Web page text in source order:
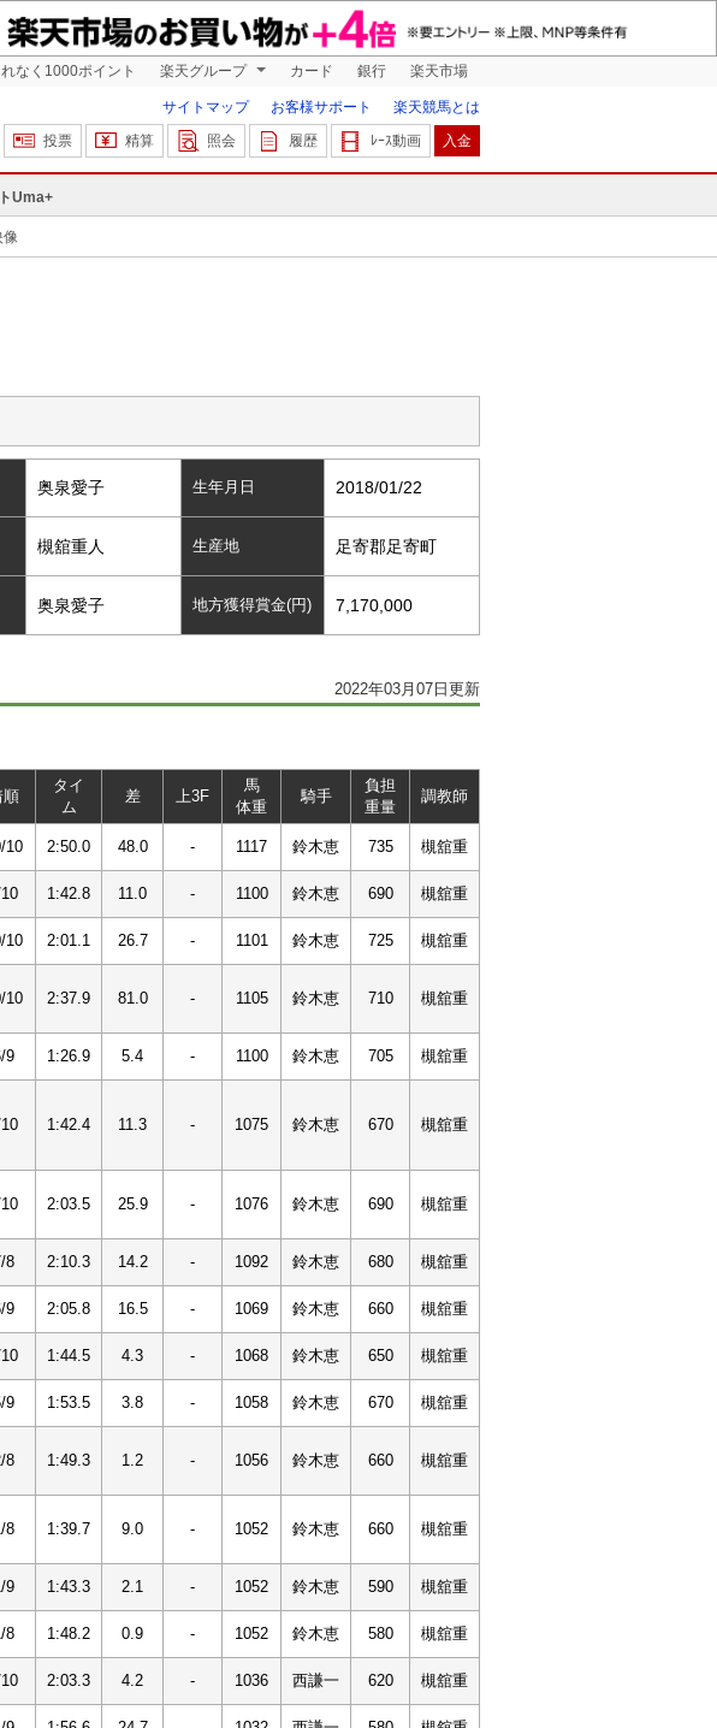
なく1000ポイント 楽天グループ カード 銀行 楽天市場
サイトマップ お客様サポート
楽天競馬とは
投票
精算 照会 履歴 ﾚｰｽ動画 入金
Uma+
像
奥泉愛子 生年月日 2018/01/22
槻舘重人 生産地 足寄郡足寄町
奥泉愛子 地方獲得賞金(円) 7,170,000
2022年03月07日更新
順
タイ
ム
差 上3F
馬
体重
騎手
負担
重量
調教師
10 2:50.0 48.0 - 1117 鈴木恵 735 槻舘重
1:42.8 11.0 - 1100 鈴木恵 690 槻舘重
10 2:01.1 26.7 - 1101 鈴木恵 725 槻舘重
10 2:37.9 81.0 - 1105 鈴木恵 710 槻舘重
9 1:26.9 5.4 - 1100 鈴木恵 705 槻舘重
1:42.4 11.3 - 1075 鈴木恵 670 槻舘重
2:03.5 25.9 - 1076 鈴木恵 690 槻舘重
8 2:10.3 14.2 - 1092 鈴木恵 680 槻舘重
9 2:05.8 16.5 - 1069 鈴木恵 660 槻舘重
1:44.5 4.3 - 1068 鈴木恵 650 槻舘重
9 1:53.5 3.8 - 1058 鈴木恵 670 槻舘重
8 1:49.3 1.2 - 1056 鈴木恵 660 槻舘重
8 1:39.7 9.0 - 1052 鈴木恵 660 槻舘重
9 1:43.3 2.1 - 1052 鈴木恵 590 槻舘重
8 1:48.2 0.9 - 1052 鈴木恵 580 槻舘重
2:03.3 4.2 - 1036 西謙一 620 槻舘重